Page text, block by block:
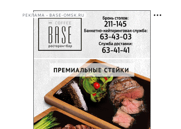
РЕКЛАМА • BASE-OMSK.RU